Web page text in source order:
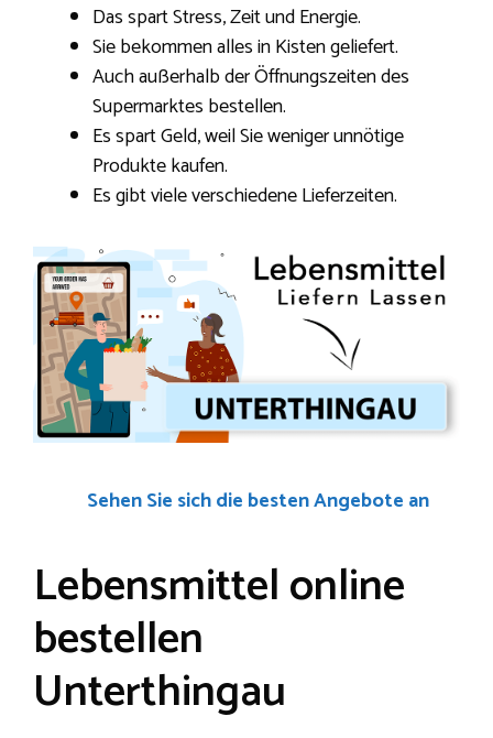
Das spart Stress, Zeit und Energie.
Sie bekommen alles in Kisten geliefert.
Auch außerhalb der Öffnungszeiten des
Supermarktes bestellen.
Es spart Geld, weil Sie weniger unnötige
Produkte kaufen.
Es gibt viele verschiedene Lieferzeiten.
Sehen Sie sich die besten Angebote an
Lebensmittel online
bestellen
Unterthingau